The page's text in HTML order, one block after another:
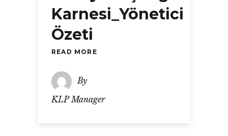
Karnesi_Yönetici
Özeti
READ MORE
By
KLP Manager